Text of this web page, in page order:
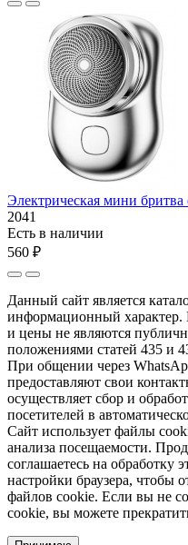
Электрическая мини бритва
2041
Есть в наличии
560 ₽
Данный сайт является
информационный характер.
и цены не являются
положениями статей 435 и
При общении через
предоставляют свои
осуществляет сбор и
посетителей в
Сайт использует файлы
анализа посещаемости.
соглашаетесь на
настройки браузера, чтобы
файлов cookie. Если вы не
cookie, вы можете